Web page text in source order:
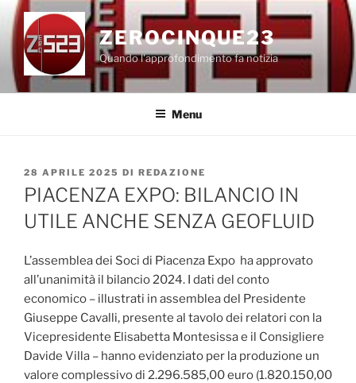
Salta
contenuto
ZEROCINQUE23
Quando l'approfondimento fa notizia
Menu
PUBBLICATO
IL
28 APRILE 2025 DI REDAZIONE
PIACENZA EXPO: BILANCIO IN
UTILE ANCHE SENZA GEOFLUID
L’assemblea dei Soci di Piacenza Expo ha approvato
all’unanimità il bilancio 2024. I dati del conto
economico – illustrati in assemblea del Presidente
Giuseppe Cavalli, presente al tavolo dei relatori con la
Vicepresidente Elisabetta Montesissa e il Consigliere
Davide Villa – hanno evidenziato per la produzione un
valore complessivo di 2.296.585,00 euro (1.820.150,00